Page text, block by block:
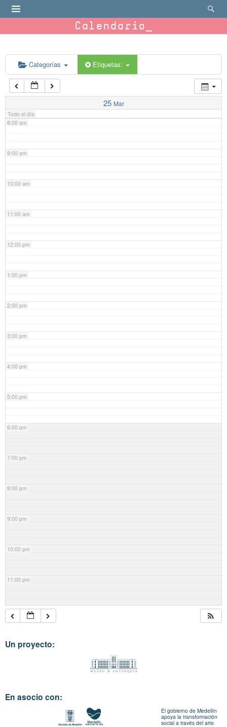
Calendario
Categorías Etiquetas:
25 Mar
Todo el día
6:00 am
7:00 am
8:00 am
9:00 am
10:00 am
11:00 am
12:00 pm
1:00 pm
2:00 pm
3:00 pm
4:00 pm
5:00 pm
6:00 pm
7:00 pm
8:00 pm
9:00 pm
10:00 pm
11:00 pm
Un proyecto:
En asocio con:
El gobierno de Medellín
apoya la transformación
social a través del arte.